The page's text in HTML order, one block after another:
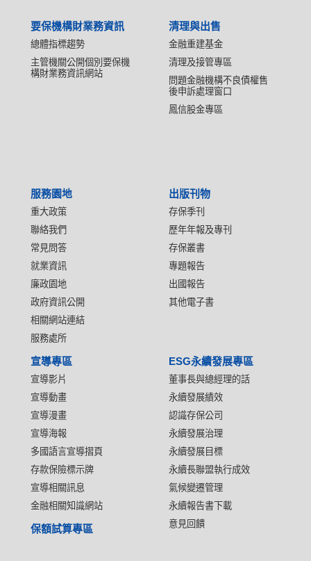
要保機構財業務資訊
總體指標趨勢
主管機關公開個別要保機
構財業務資訊網站
清理與出售
金融重建基金
清理及接管專區
問題金融機構不良債權售
後申訴處理窗口
鳳信股金專區
服務園地
重大政策
聯絡我們
常見問答
就業資訊
廉政園地
政府資訊公開
相關網站連結
服務處所
出版刊物
存保季刊
歷年年報及專刊
存保叢書
專題報告
出國報告
其他電子書
宣導專區
宣導影片
宣導動畫
宣導漫畫
宣導海報
多國語言宣導摺頁
存款保險標示牌
宣導相關訊息
金融相關知識網站
ESG永續發展專區
董事長與總經理的話
永續發展績效
認識存保公司
永續發展治理
永續發展目標
永續長聯盟執行成效
氣候變遷管理
永續報告書下載
意見回饋
保額試算專區